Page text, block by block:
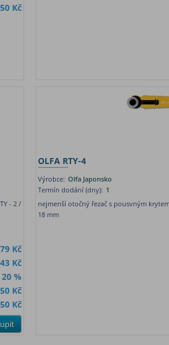
Kč
- 2 /
Kč
Kč
20 %
Kč
Kč
OLFA RTY-4
Výrobce: Olfa Japonsko
Termín dodání (dny): 1
nejmenší otočný řezač s pousvným
18 mm